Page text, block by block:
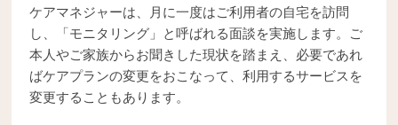
ケアマネジャーは、月に一度はご利用者の自宅を訪問
し、「モニタリング」と呼ばれる面談を実施します。ご
本人やご家族からお聞きした現状を踏まえ、必要であれ
ばケアプランの変更をおこなって、利用するサービスを
変更することもあります。